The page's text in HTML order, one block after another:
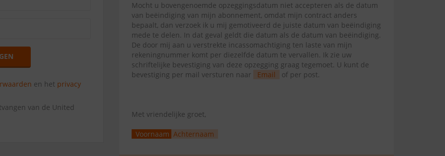
en het privacy
van de United
Mocht u bovengenoemde opzeggingsdatum niet accepteren als de datum
van beëindiging van mijn abonnement, omdat mijn contract anders
bepaalt, dan verzoek ik u mij gemotiveerd de juiste datum van beëindiging
mede te delen. In dat geval geldt die datum als de datum van beëindiging.
De door mij aan u verstrekte incassomachtiging ten laste van mijn
rekeningnummer komt per diezelfde datum te vervallen. Ik zie uw
schriftelijke bevestiging van deze opzegging graag tegemoet. U kunt de
bevestiging per mail versturen naar
Email of per post.
Met vriendelijke groet,
Voornaam Achternaam